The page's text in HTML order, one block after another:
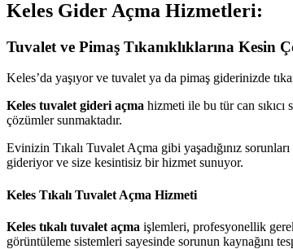
Keles Gider Açma Hizmetleri:
Tuvalet ve Pimaş Tıkanıklıklarına Kesin
Keles’da yaşıyor ve tuvalet ya da pimaş giderinizde
Keles tuvalet gideri açma hizmeti ile bu tür can sıkıcı
çözümler sunmaktadır.
Evinizin Tıkalı Tuvalet Açma gibi yaşadığınız
gideriyor ve size kesintisiz bir hizmet sunuyor.
Keles Tıkalı Tuvalet Açma Hizmeti
Keles tıkalı tuvalet açma işlemleri, profesyonellik
görüntüleme sistemleri sayesinde sorunun kaynağını